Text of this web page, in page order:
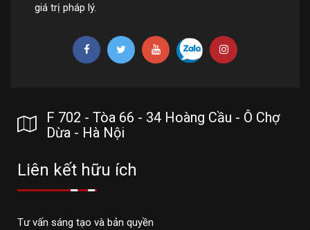
giá trị pháp lý.
F 702 - Tòa 66 - 34 Hoàng Cầu - Ô Chợ
Dừa - Hà Nội
Liên kết hữu ích
Tư vấn sáng tạo và bản quyền